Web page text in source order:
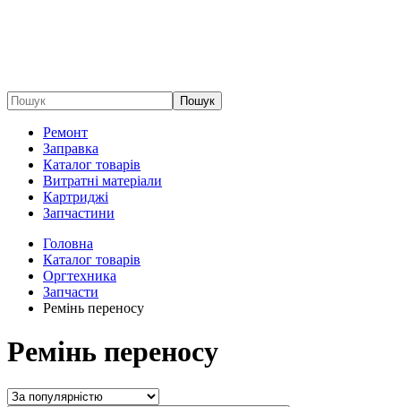
Пошук
Ремонт
Заправка
Каталог товарів
Витратні матеріали
Картриджі
Запчастини
Головна
Каталог товарів
Оргтехника
Запчасти
Ремінь переносу
Ремінь переносу